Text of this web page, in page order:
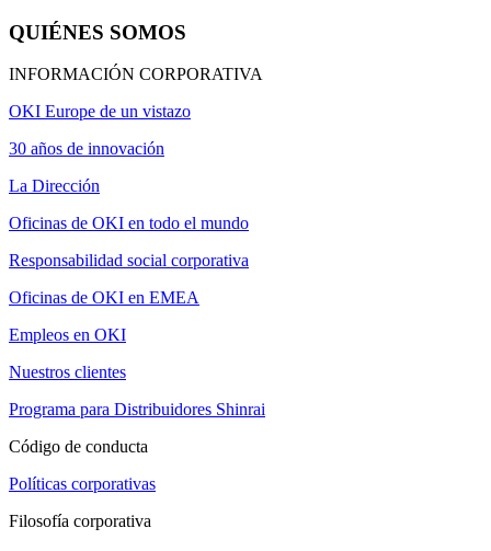
QUIÉNES SOMOS
INFORMACIÓN CORPORATIVA
OKI Europe de un vistazo
30 años de innovación
La Dirección
Oficinas de OKI en todo el mundo
Responsabilidad social corporativa
Oficinas de OKI en EMEA
Empleos en OKI
Nuestros clientes
Programa para Distribuidores Shinrai
Código de conducta
Políticas corporativas
Filosofía corporativa